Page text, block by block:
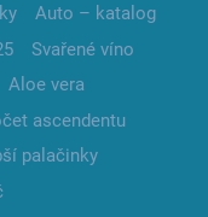
Auto – katalog
Svařené víno
Aloe vera
ascendentu
palačinky